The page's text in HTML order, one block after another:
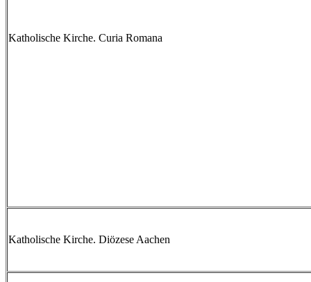
Katholische Kirche. Curia Romana
Katholische Kirche. Diözese Aachen